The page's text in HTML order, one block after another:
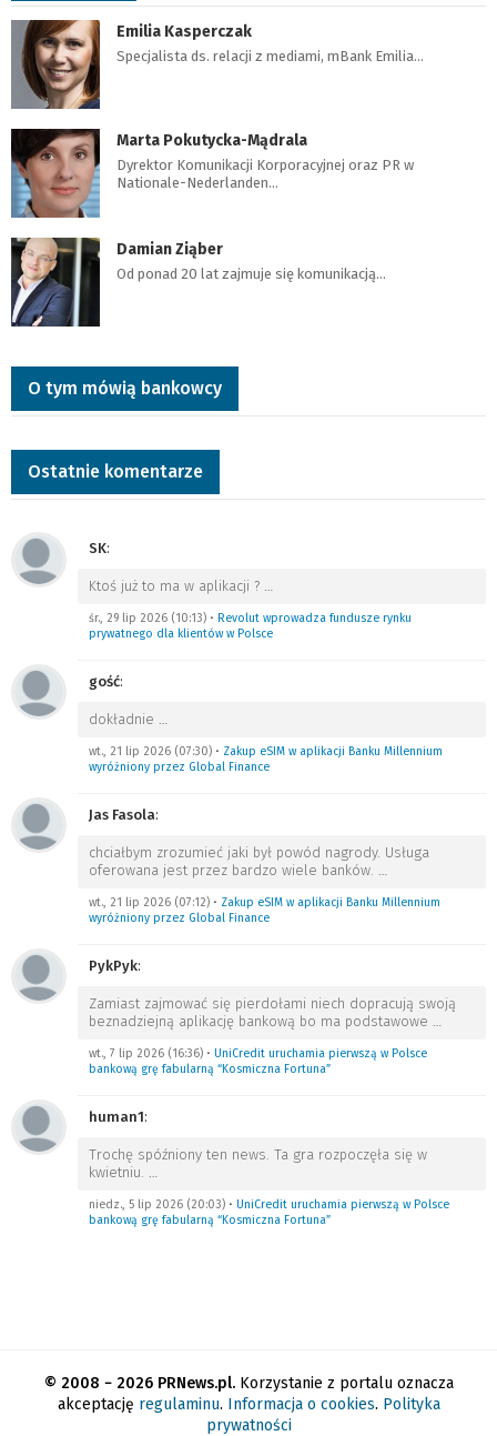
Emilia Kasperczak
Specjalista ds. relacji z mediami, mBank Emilia…
Marta Pokutycka-Mądrala
Dyrektor Komunikacji Korporacyjnej oraz PR w
Nationale-Nederlanden…
Damian Ziąber
Od ponad 20 lat zajmuje się komunikacją…
O tym mówią bankowcy
Ostatnie komentarze
SK:
Ktoś już to ma w aplikacji ? …
śr., 29 lip 2026 (10:13) • Revolut wprowadza fundusze rynku
prywatnego dla klientów w Polsce
gość:
dokładnie …
wt., 21 lip 2026 (07:30) • Zakup eSIM w aplikacji Banku Millennium
wyróżniony przez Global Finance
Jas Fasola:
chciałbym zrozumieć jaki był powód nagrody. Usługa
oferowana jest przez bardzo wiele banków. …
wt., 21 lip 2026 (07:12) • Zakup eSIM w aplikacji Banku Millennium
wyróżniony przez Global Finance
PykPyk:
Zamiast zajmować się pierdołami niech dopracują swoją
beznadziejną aplikację bankową bo ma podstawowe …
wt., 7 lip 2026 (16:36) • UniCredit uruchamia pierwszą w Polsce
bankową grę fabularną “Kosmiczna Fortuna”
human1:
Trochę spóźniony ten news. Ta gra rozpoczęła się w
kwietniu. …
niedz., 5 lip 2026 (20:03) • UniCredit uruchamia pierwszą w Polsce
bankową grę fabularną “Kosmiczna Fortuna”
© 2008 − 2026 PRNews.pl.Korzystanie z portalu oznacza
akceptację regulaminu. Informacja o cookies. Polityka
prywatności